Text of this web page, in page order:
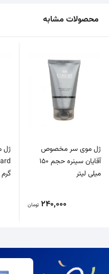
محصولات مشابه
ژل موی سر مخصوص
آقایان سینره حجم 150
میلی لیتر
240,000 تومان
ژل
گرم